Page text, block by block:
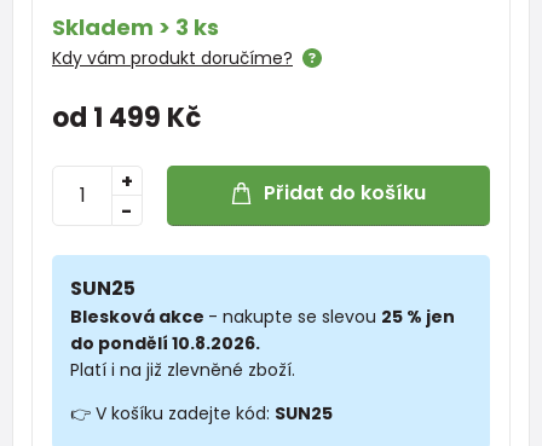
Skladem > 3 ks
Kdy vám produkt doručíme?
od 1 499 Kč
-
+ Přidat do košíku
SUN25
Blesková akce - nakupte se slevou 25 % jen
do pondělí 10.8.2026.
Platí i na již zlevněné zboží.
👉 V košíku zadejte kód: SUN25